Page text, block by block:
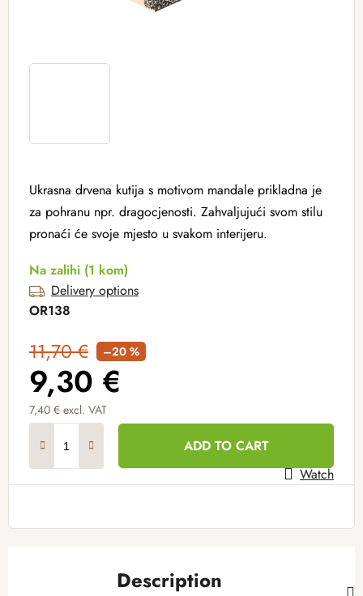
Ukrasna drvena kutija s motivom mandale prikladna je
za pohranu npr. dragocjenosti. Zahvaljujući svom stilu
pronaći će svoje mjesto u svakom interijeru.
Na zalihi (1 kom)
Delivery options
OR138
11,70 € –20 %
9,30 €
7,40 € excl. VAT
ADD TO CART
Watch
Description